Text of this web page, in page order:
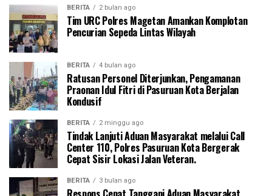
BERITA 2 bulan ago
Tim URC Polres Magetan Amankan Komplotan
Pencurian Sepeda Lintas Wilayah
BERITA 4 bulan ago
Ratusan Personel Diterjunkan, Pengamanan
Praonan Idul Fitri di Pasuruan Kota Berjalan
Kondusif
BERITA 2 minggu ago
Tindak Lanjuti Aduan Masyarakat melalui Call
Center 110, Polres Pasuruan Kota Bergerak
Cepat Sisir Lokasi Jalan Veteran.
BERITA 3 bulan ago